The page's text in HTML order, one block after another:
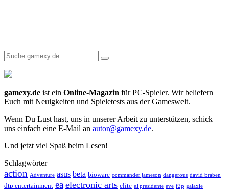
gamexy.de ist ein Online-Magazin für PC-Spieler. Wir beliefern
Euch mit Neuigkeiten und Spieletests aus der Gameswelt.
Wenn Du Lust hast, uns in unserer Arbeit zu unterstützen, schick
uns einfach eine E-Mail an autor@gamexy.de.
Und jetzt viel Spaß beim Lesen!
Schlagwörter
action Adventure asus beta bioware commander jameson dangerous david braben
dtp entertainment ea electronic arts elite el presidente eve f2p galaxie